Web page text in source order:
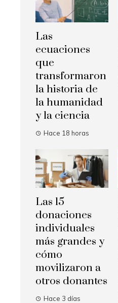
Las
ecuaciones
que
transformaron
la historia de
la humanidad
y la ciencia
Hace 18 horas
Las 15
donaciones
individuales
más grandes y
cómo
movilizaron a
otros donantes
Hace 3 días